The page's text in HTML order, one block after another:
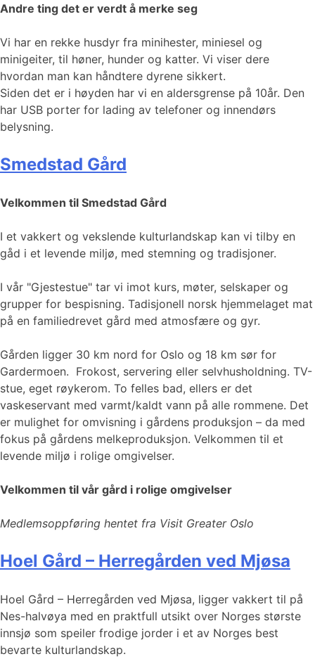
Andre ting det er verdt å merke seg
Vi har en rekke husdyr fra minihester, miniesel og
minigeiter, til høner, hunder og katter. Vi viser dere
hvordan man kan håndtere dyrene sikkert.
Siden det er i høyden har vi en aldersgrense på 10år. Den
har USB porter for lading av telefoner og innendørs
belysning.
Smedstad Gård
Velkommen til Smedstad Gård
I et vakkert og vekslende kulturlandskap kan vi tilby en
gåd i et levende miljø, med stemning og tradisjoner.
I vår "Gjestestue" tar vi imot kurs, møter, selskaper og
grupper for bespisning. Tadisjonell norsk hjemmelaget mat
på en familiedrevet gård med atmosfære og gyr.
Gården ligger 30 km nord for Oslo og 18 km sør for
Gardermoen. Frokost, servering eller selvhusholdning. TV-
stue, eget røykerom. To felles bad, ellers er det
vaskeservant med varmt/kaldt vann på alle rommene. Det
er mulighet for omvisning i gårdens produksjon – da med
fokus på gårdens melkeproduksjon. Velkommen til et
levende miljø i rolige omgivelser.
Velkommen til vår gård i rolige omgivelser
Medlemsoppføring hentet fra Visit Greater Oslo
Hoel Gård – Herregården ved Mjøsa
​​​​Hoel Gård – Herregården ved Mjøsa, ligger vakkert til på
Nes-halvøya med en praktfull utsikt over Norges største
innsjø som speiler frodige jorder i et av Norges best
bevarte kulturlandskap.